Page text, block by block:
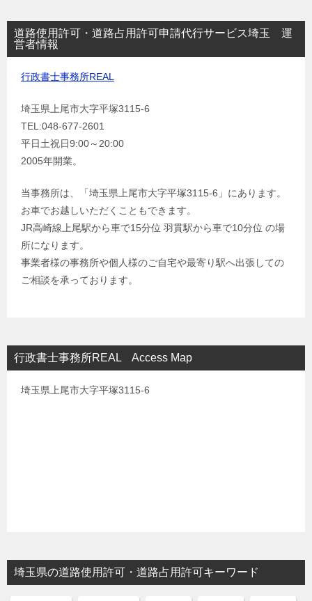
道路使用許可・道路占用許可申請代行サービス埼玉 運
営者情報
行政書士事務所REAL
埼玉県上尾市大字平塚3115-6
TEL:048-677-2601
平日土祝日9:00～20:00
2005年開業。
当事務所は、「埼玉県上尾市大字平塚3115-6」にあります。
お車でお越しいただくこともできます。
JR高崎線上尾駅から車で15分位 羽貫駅から車で10分位 の場
所になります。
事業者様の事務所や個人様のご自宅や最寄り駅へ出張しての
ご相談を承っております。
行政書士事務所REAL Access Map
埼玉県上尾市大字平塚3115-6
埼玉県の道路使用許可・道路占用許可キーワード